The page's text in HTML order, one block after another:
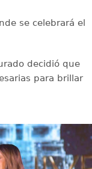
se celebrará el
decidió que
para brillar